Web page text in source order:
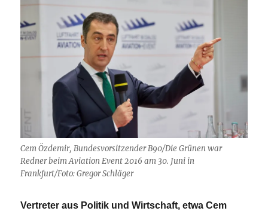
Cem Özdemir, Bundesvorsitzender B90/Die Grünen war
Redner beim Aviation Event 2016 am 30. Juni in
Frankfurt/Foto: Gregor Schläger
Vertreter aus Politik und Wirtschaft, etwa Cem